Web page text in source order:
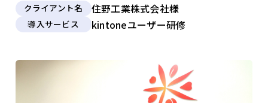
クライアント名 住野工業株式会社様
導入サービス kintoneユーザー研修